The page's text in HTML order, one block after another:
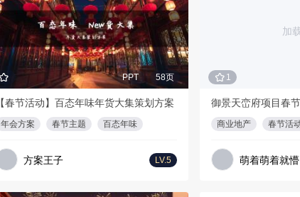
PPT 58页
【春节活动】百态年味年货大集策划方案
年会方案 春节主题 百态年味
方案王子 LV.5
加
1
御景天峦府项目春
商业地产 春节活
萌着萌着就懵